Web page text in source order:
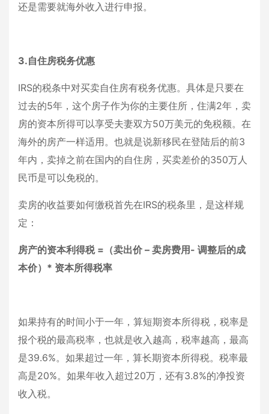
还是需要就海外收入进行申报。
3.自住房税务优惠
IRS的税条中对买卖自住房有税务优惠。具体是只要在
过去的5年，这个房子作为你的主要住所，住满2年，卖
房的资本所得可以享受夫妻双方50万美元的免税额。在
海外的房产一样适用。也就是说新移民在登陆后的前3
年内，卖掉之前在国内的自住房，买卖差价的350万人
民币是可以免税的。
卖房的收益要如何缴税首先在IRS的税条里，是这样规
定：
房产的资本利得税 =（卖出价 – 卖房费用- 调整后的成
本价）* 资本所得税率
如果持有的时间小于一年，算短期资本所得税，税率是
报个税的最高税率，也就是收入越高，税率越高，最高
是39.6%。如果超过一年，算长期资本所得税。税率最
高是20%。如果年收入超过20万，还有3.8%的净投资
收入税。